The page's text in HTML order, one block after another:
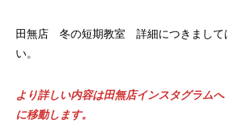
田無店 冬の短期教室 詳細につきまして
い。
より詳しい内容は田無店インスタグラム
に移動します。